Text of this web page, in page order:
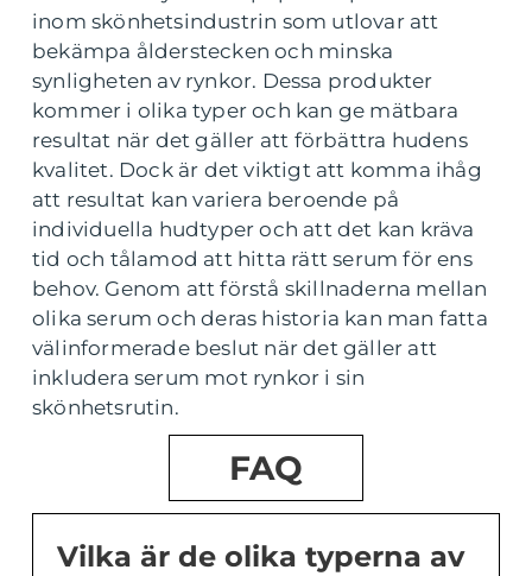
inom skönhetsindustrin som utlovar att
bekämpa ålderstecken och minska
synligheten av rynkor. Dessa produkter
kommer i olika typer och kan ge mätbara
resultat när det gäller att förbättra hudens
kvalitet. Dock är det viktigt att komma ihåg
att resultat kan variera beroende på
individuella hudtyper och att det kan kräva
tid och tålamod att hitta rätt serum för ens
behov. Genom att förstå skillnaderna mellan
olika serum och deras historia kan man fatta
välinformerade beslut när det gäller att
inkludera serum mot rynkor i sin
skönhetsrutin.
FAQ
Vilka är de olika typerna av